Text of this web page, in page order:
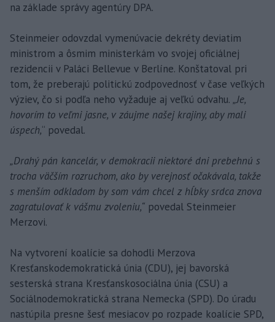
na základe správy agentúry DPA.
Steinmeier odovzdal vymenúvacie dekréty deviatim
ministrom a ôsmim ministerkám vo svojej oficiálnej
rezidencii v Paláci Bellevue v Berlíne. Konštatoval pri
tom, že preberajú politickú zodpovednosť v čase veľkých
výziev, čo si podľa neho vyžaduje aj veľkú odvahu. „Je,
hovorím to veľmi jasne, v záujme našej krajiny, aby mali
úspech,“ povedal.
„Drahý pán kancelár, v demokracii niektoré dni prebehnú s
trocha väčším rozruchom, ako by verejnosť očakávala, takže
s menším odkladom by som vám chcel z hĺbky srdca znova
zagratulovať k vášmu zvoleniu,“ povedal Steinmeier
Merzovi.
Na vytvorení koalície sa dohodli Merzova
Kresťanskodemokratická únia (CDU), jej bavorská
sesterská strana Kresťanskosociálna únia (CSU) a
Sociálnodemokratická strana Nemecka (SPD). Do úradu
nastúpila presne šesť mesiacov po rozpade koalície SPD,